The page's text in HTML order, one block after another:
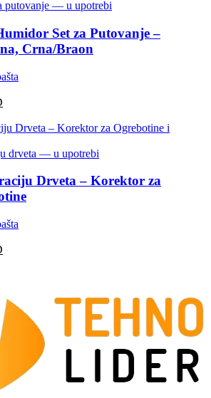
Set za Putovanje –
Crna/Braon
Drveta – Korektor za